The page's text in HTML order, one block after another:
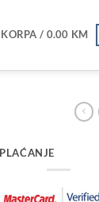
KORPA / 0.00 KM
PLAĆANJE